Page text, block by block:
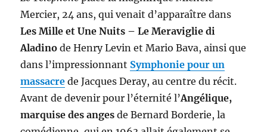
Mercier, 24 ans, qui venait d’apparaître dans
Les Mille et Une Nuits – Le Meraviglie di
Aladinode Henry Levin et Mario Bava, ainsi que
dans l’impressionnant Symphonie pour un
massacre de Jacques Deray, au centre du récit.
Avant de devenir pour l’éternité l’Angélique,
marquise des anges de Bernard Borderie, la